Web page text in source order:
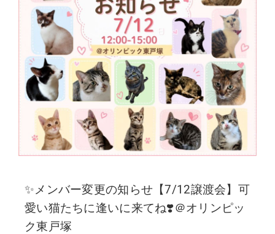
✨メンバー変更の知らせ【7/12譲渡会】可
愛い猫たちに逢いに来てね❣️＠オリンピッ
ク東戸塚